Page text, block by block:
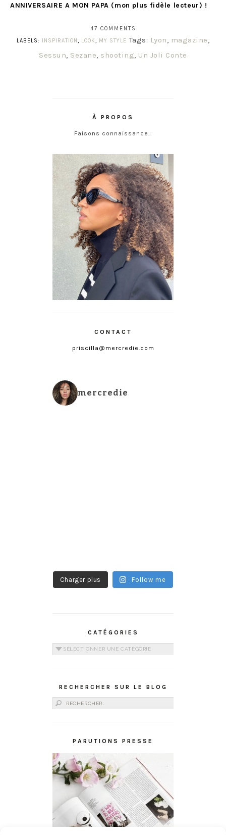
ANNIVERSAIRE A MON PAPA (mon plus fidèle lecteur) !
47 COMMENTS
LABELS: INSPIRATION LOOK MY STYLE Tags: Lyon magazine
Sessun Sezane shooting Un Joli Conte
À PROPOS
Faisons connaissance…
CONTACT
priscilla@mercredie.com
mercredie
Charger plus Follow me
CATÉGORIES
Catégories
RECHERCHER SUR LE BLOG
Rechercher :
PARUTIONS PRESSE